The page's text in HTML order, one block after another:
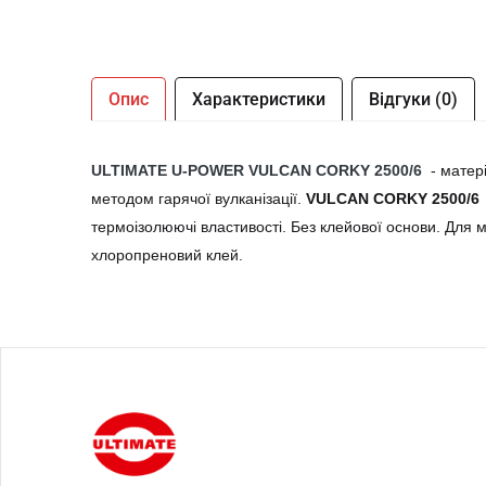
Опис Характеристики Відгуки (0)
ULTIMATE U-POWER VULCAN CORKY 2500/6 -
методом гарячої вулканізації. VULCAN CORKY 2500/6
термоізолюючі властивості. Без клейової основи.
хлоропреновий клей.